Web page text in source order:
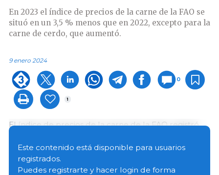
En 2023 el índice de precios de la carne de la FAO se
situó en un 3,5 % menos que en 2022, excepto para la
carne de cerdo, que aumentó.
9 enero 2024
0
1
El índice de precios de la carne de la FAO registró
1,1 puntos (un 1,0 %) menos que en noviembre, y se
situó 2,0 puntos (un 1,8 %) por debajo de su valor de
un año antes.
Este contenido está disponible para usuarios
registrados.
Puedes registrarte y hacer login de forma